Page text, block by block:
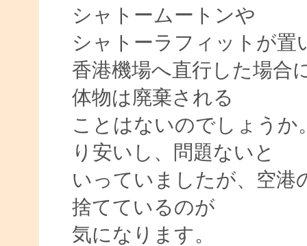
シャトームートンや
シャトーラフィットが置
香港機場へ直行した場合
体物は廃棄される
ことはないのでしょうか
り安いし、問題ないと
いっていましたが、空港
捨てているのが
気になります。